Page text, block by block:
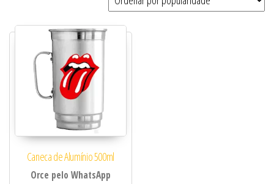
Caneca de Alumínio 500ml
Orce pelo WhatsApp